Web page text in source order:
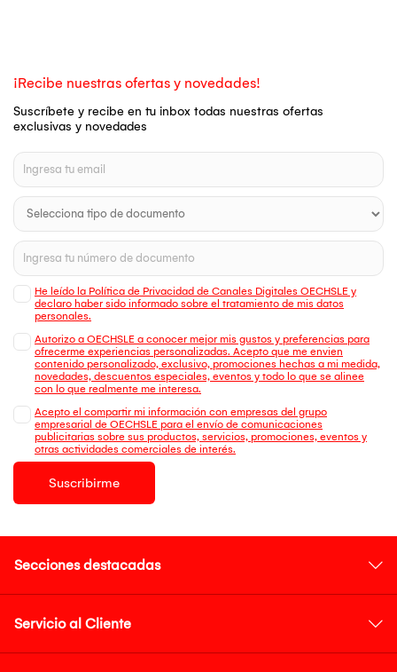
¡Recibe nuestras ofertas y novedades!
Suscríbete y recibe en tu inbox todas nuestras ofertas
exclusivas y novedades
He leído la Política de Privacidad de Canales Digitales OECHSLE y
declaro haber sido informado sobre el tratamiento de mis datos
personales.
Autorizo a OECHSLE a conocer mejor mis gustos y preferencias para
ofrecerme experiencias personalizadas. Acepto que me envien
contenido personalizado, exclusivo, promociones hechas a mi medida,
novedades, descuentos especiales, eventos y todo lo que se alinee
con lo que realmente me interesa.
Acepto el compartir mi información con empresas del grupo
empresarial de OECHSLE para el envío de comunicaciones
publicitarias sobre sus productos, servicios, promociones, eventos y
otras actividades comerciales de interés.
Suscribirme
Secciones destacadas
Servicio al Cliente